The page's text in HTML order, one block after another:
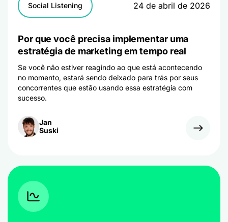
Social Listening 24 de abril de 2026
Por que você precisa implementar uma
estratégia de marketing em tempo real
Se você não estiver reagindo ao que está acontecendo
no momento, estará sendo deixado para trás por seus
concorrentes que estão usando essa estratégia com
sucesso.
Jan
Suski